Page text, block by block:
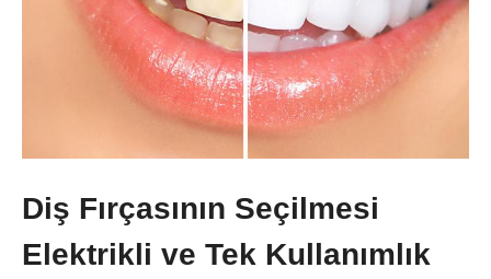
Diş Fırçasının Seçilmesi
Elektrikli ve Tek Kullanımlık